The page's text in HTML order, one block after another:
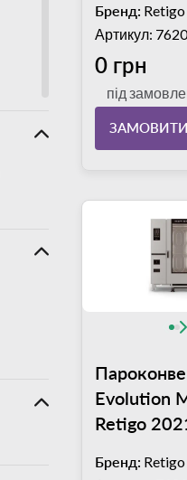
Бренд: Retigo
Артикул:
0 грн
під
Evolution
Retigo
Бренд: Retigo